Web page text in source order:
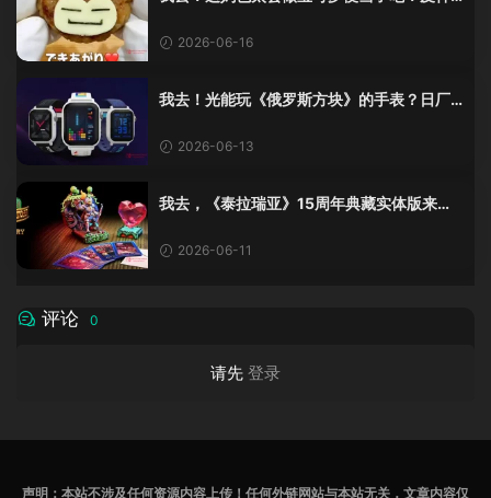
2026-06-16
我去！光能玩《俄罗斯方块》的手表？日厂
2026-06-13
我去，《泰拉瑞亚》15周年典藏实体版来
2026-06-11
评论 0
请先 登录
声明：本站不涉及任何资源内容上传！任何外链网站与本站无关，文章内容仅